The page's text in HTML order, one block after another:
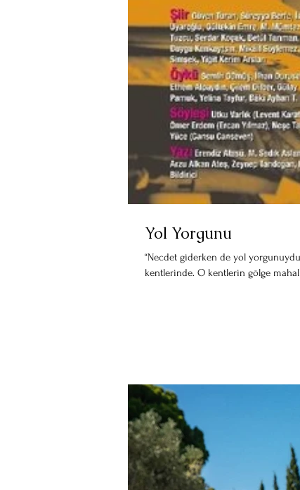
Yol Yorgunu
“Necdet giderken de yol
kentlerinde. O kentlerin gölge